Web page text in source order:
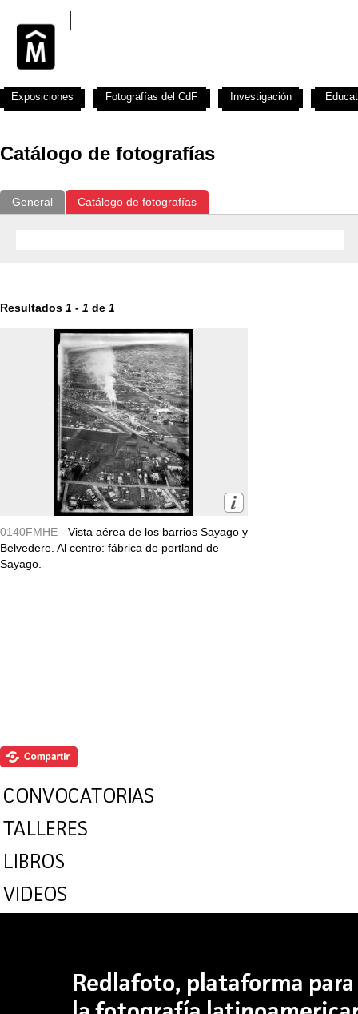
Catálogo de fotografías
General Catálogo de fotografías
Resultados 1 - 1 de 1
0140FMHE - Vista aérea de los barrios Sayago y
Belvedere. Al centro: fábrica de portland de
Sayago.
Exposiciones Fotografías del CdF Investigación